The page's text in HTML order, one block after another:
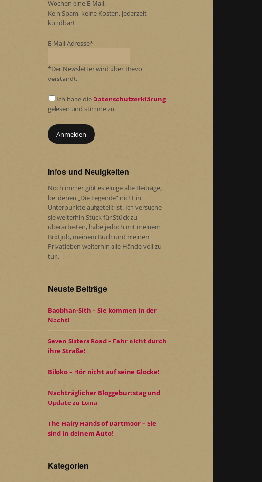
Wochen eine E-Mail.
Kein Spam, keine Kosten, jederzeit
kündbar!
E-Mail Adresse*
*Der Newsletter wird über Brevo
verstandt.
Ich habe die Datenschutzerklärung
gelesen und stimme zu.
Infos und Neuigkeiten
Noch immer gibt es einige alte Beiträge,
bei denen „Die Legende“ nicht in
Unterpunkte aufgeteilt ist. Ich versuche
sie weiterhin Stück für Stück zu
überarbeiten, habe jedoch mit meinem
Brotjob, meinem Buch und meinem
Privatleben weiterhin alle Hände voll zu
tun.
Neuste Beiträge
Baobhan-Sìth – Sie kommen in der
Nacht!
Seven Sisters Road – Fahr nicht durch
ihre Straße!
Biloko – Hör nicht auf seine Glocke!
Nachträglicher Bloggeburtstag und
Update zu Luna
The Hairy Hands of Dartmoor – Sie
sind in deinem Auto!
Kategorien